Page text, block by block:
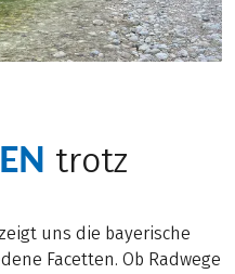
trotz
uns die bayerische
Facetten. Ob Radwege